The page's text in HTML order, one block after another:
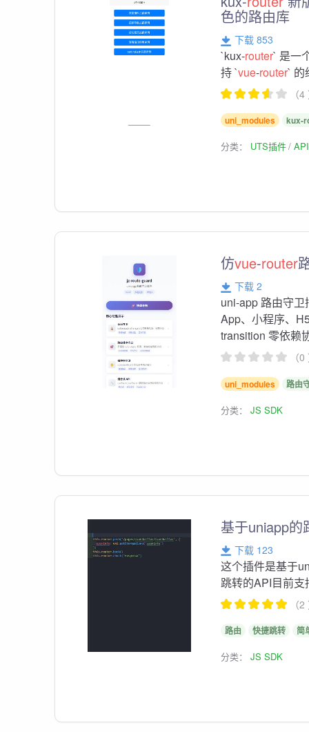
色的路由库
下载 853
`kux-router` 是一
持 `vue-router` 的
（
uni_modules kux-
分类： UTS插件
仿vue-router
下载 2
uni-app 路由守
App、小程序、
transition 零依赖
（
uni_modules 路由
分类：JS SDK
基于uniapp的
下载 123
这个插件是基于
跳转的API目前
（
路由 快捷跳转 简
分类：JS SDK